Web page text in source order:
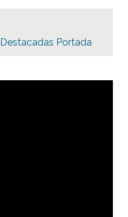
Destacadas Portada